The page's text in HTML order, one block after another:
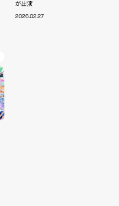
が出演
2026.02.27